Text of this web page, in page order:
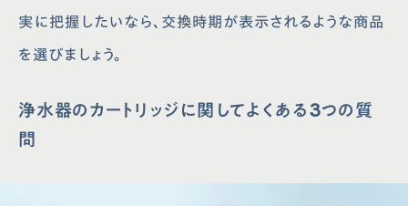
実に把握したいなら、交換時期が表示されるような商品
を選びましょう。
浄水器のカートリッジに関してよくある3つの質
問